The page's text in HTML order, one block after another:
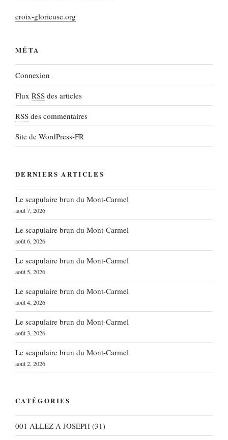
croix-glorieuse.org
MÉTA
Connexion
Flux RSS des articles
RSS des commentaires
Site de WordPress-FR
DERNIERS ARTICLES
Le scapulaire brun du Mont-Carmel
août 7, 2026
Le scapulaire brun du Mont-Carmel
août 6, 2026
Le scapulaire brun du Mont-Carmel
août 5, 2026
Le scapulaire brun du Mont-Carmel
août 4, 2026
Le scapulaire brun du Mont-Carmel
août 3, 2026
Le scapulaire brun du Mont-Carmel
août 2, 2026
CATÉGORIES
001 ALLEZ A JOSEPH (31)